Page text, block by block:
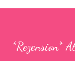
*Rezension*